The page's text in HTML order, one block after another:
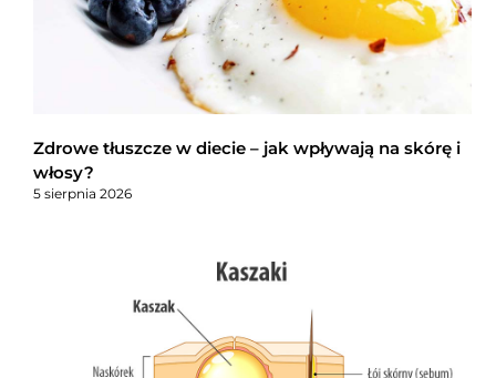
Zdrowe tłuszcze w diecie – jak wpływają na skórę i
włosy?
5 sierpnia 2026